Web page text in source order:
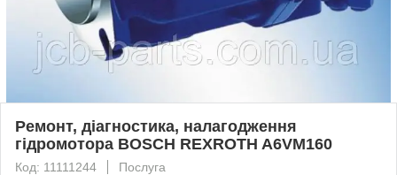
Ремонт, діагностика, налагодження
гідромотора BOSCH REXROTH A6VM160
Код: 11111244 Послуга